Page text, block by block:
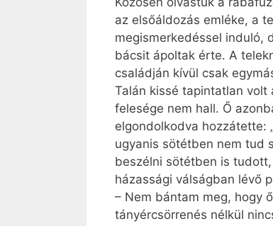
az elsőáldozás emléke, a
megismerkedéssel induló,
bácsit ápoltak érte. A
családján kívül csak
Talán kissé tapintatlan
felesége nem hall. Ő
elgondolkodva hozzátette:
ugyanis sötétben nem tud
beszélni sötétben is
házassági válságban lévő
– Nem bántam meg, hogy
tányércsörrenés nélkül